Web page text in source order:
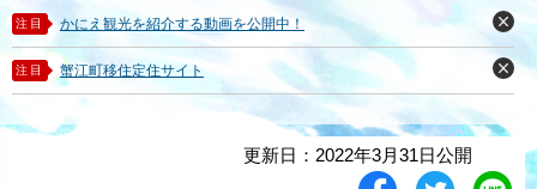
す
。
し
て
本
文
注目 かにえ観光を紹介する動画を公開中！
閉
じ
る
注目 蟹江町移住定住サイト
閉
じ
更新日：2022年3月31日公開